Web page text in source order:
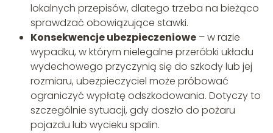
lokalnych przepisów, dlatego trzeba na bieżąco
sprawdzać obowiązujące stawki.
Konsekwencje ubezpieczeniowe– w razie
wypadku, w którym nielegalne przeróbki układu
wydechowego przyczynią się do szkody lub jej
rozmiaru, ubezpieczyciel może próbować
ograniczyć wypłatę odszkodowania. Dotyczy to
szczególnie sytuacji, gdy doszło do pożaru
pojazdu lub wycieku spalin.